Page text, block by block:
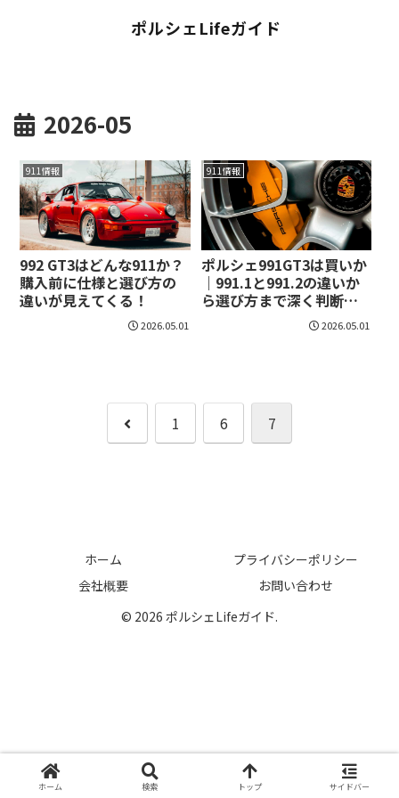
ポルシェLifeガイド
2026-05
911情報
992 GT3はどんな911か？
購入前に仕様と選び方の
違いが見えてくる！
2026.05.01
911情報
ポルシェ991GT3は買いか
｜991.1と991.2の違いか
ら選び方まで深く判断で
2026.05.01
前
1 6 7
ホーム
プライバシーポリシー
会社概要
お問い合わせ
© 2026 ポルシェLifeガイド.
ホーム 検索 トップ サイドバー